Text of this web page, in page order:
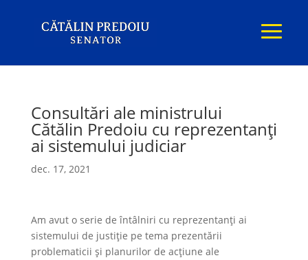
Consultări ale ministrului
Cătălin Predoiu cu reprezentanți
ai sistemului judiciar
dec. 17, 2021
Am avut o serie de întâlniri cu reprezentanți ai
sistemului de justiție pe tema prezentării
problematicii și planurilor de acțiune ale